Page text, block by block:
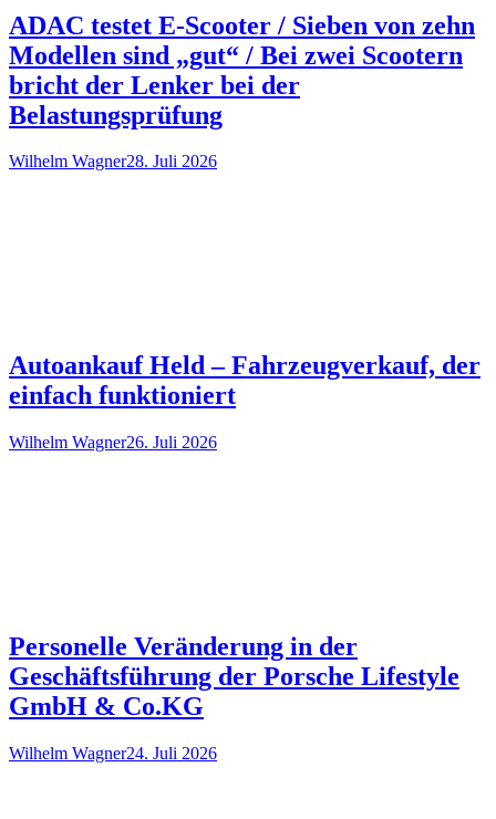
ADAC testet E-Scooter / Sieben von zehn
Modellen sind „gut“ / Bei zwei Scootern
bricht der Lenker bei der
Belastungsprüfung
Wilhelm Wagner28. Juli 2026
Autoankauf Held – Fahrzeugverkauf, der
einfach funktioniert
Wilhelm Wagner26. Juli 2026
Personelle Veränderung in der
Geschäftsführung der Porsche Lifestyle
GmbH & Co.KG
Wilhelm Wagner24. Juli 2026